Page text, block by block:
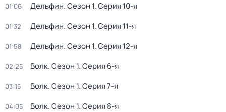
01:06 Дельфин. Сезон 1. Серия 10-я
01:32 Дельфин. Сезон 1. Серия 11-я
01:58 Дельфин. Сезон 1. Серия 12-я
02:25 Волк. Сезон 1. Серия 6-я
03:15 Волк. Сезон 1. Серия 7-я
04:05 Волк. Сезон 1. Серия 8-я